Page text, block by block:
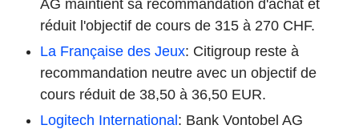
AG maintient sa recommandation d'achat et
réduit l'objectif de cours de 315 à 270 CHF.
La Française des Jeux: Citigroup reste à
recommandation neutre avec un objectif de
cours réduit de 38,50 à 36,50 EUR.
Logitech International: Bank Vontobel AG